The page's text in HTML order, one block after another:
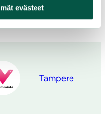
evästeetTampere
Tampere